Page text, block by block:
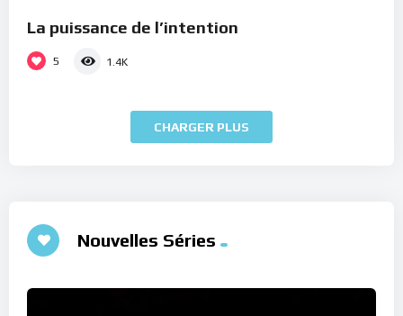
La puissance de l’intention
5 1.4K
CHARGER PLUS
Nouvelles Séries